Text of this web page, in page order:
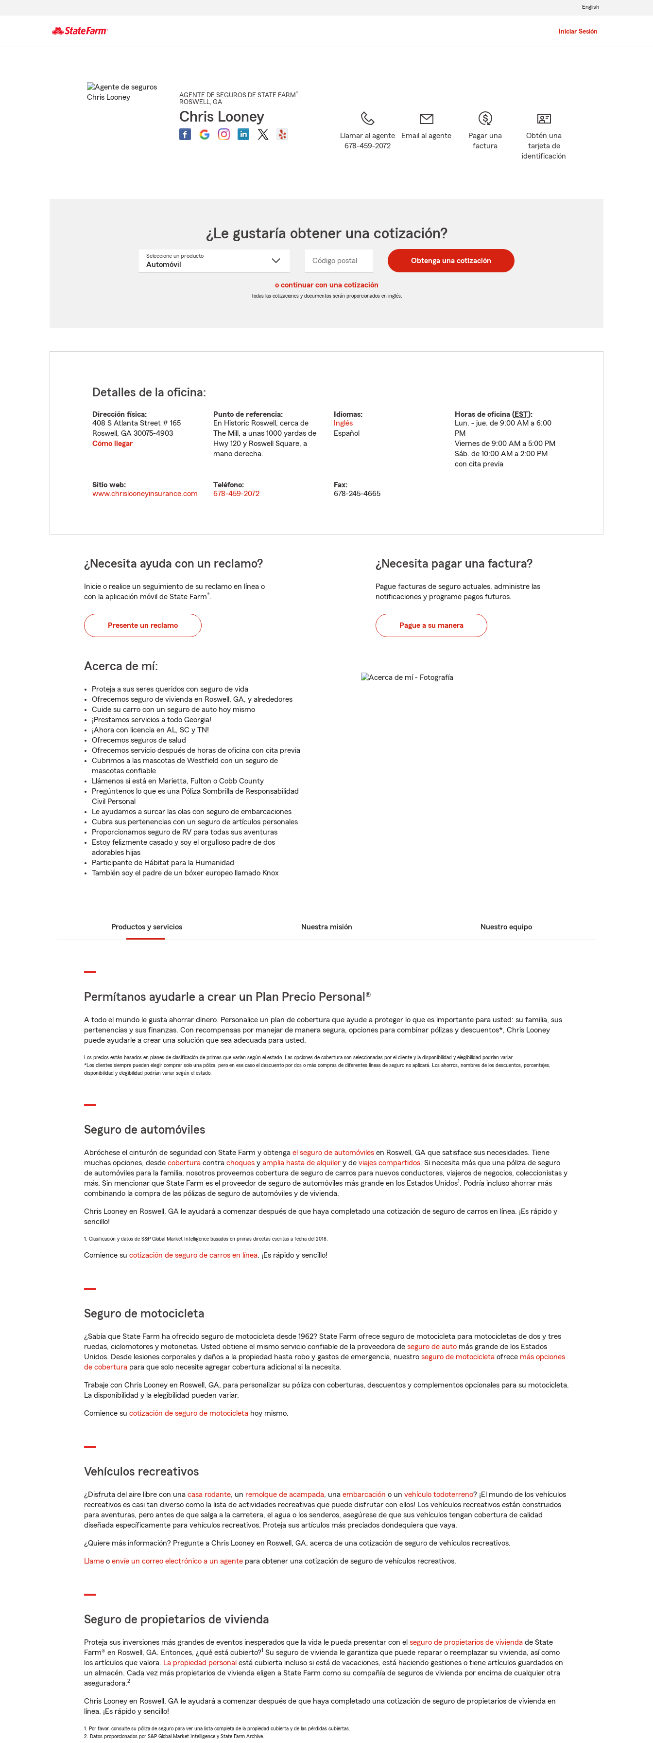
Iniciar Sesión
English
AGENTE DE SEGUROS DE STATE FARM®,
ROSWELL, GA
Chris Looney
Llamar al agente
678-459-2072
Email al agente
Pagar una
factura
Obtén una
tarjeta de
identificación
¿Le gustaría obtener una cotización?
Seleccione un productoSeleccione
Código postal
postal
de
postal
de
_____ Obtenga una cotización
o continuar con una cotización
Todas las cotizaciones y documentos serán proporcionados en inglés.
Detalles de la oficina:
Dirección física:
408 S Atlanta Street # 165
Roswell , GA 30075-4903
Cómo llegar
Punto de referencia:
En Historic Roswell, cerca de
The Mill, a unas 1000 yardas de
Hwy 120 y Roswell Square, a
mano derecha.
Idiomas:
Inglés
Español
Horas de oficina (EST):
Lun. - jue. de 9:00 AM a 6:00
PM
Viernes de 9:00 AM a 5:00 PM
Sáb. de 10:00 AM a 2:00 PM
con cita previa
Sitio web:
www.chrislooneyinsurance.com
Teléfono:
678-459-2072
Fax:
678-245-4665
¿Necesita ayuda con un reclamo?
Inicie o realice un seguimiento de su reclamo en línea o
con la aplicación móvil de State Farm®.
Presente un reclamo
¿Necesita pagar una factura?
Pague facturas de seguro actuales, administre las
notificaciones y programe pagos futuros.
Pague a su manera
Acerca de mí:
Proteja a sus seres queridos con seguro de vida
Ofrecemos seguro de vivienda en Roswell, GA, y alrededores
Cuide su carro con un seguro de auto hoy mismo
¡Prestamos servicios a todo Georgia!
¡Ahora con licencia en AL, SC y TN!
Ofrecemos seguros de salud
Ofrecemos servicio después de horas de oficina con cita previa
Cubrimos a las mascotas de Westfield con un seguro de
mascotas confiable
Llámenos si está en Marietta, Fulton o Cobb County
Pregúntenos lo que es una Póliza Sombrilla de Responsabilidad
Civil Personal
Le ayudamos a surcar las olas con seguro de embarcaciones
Cubra sus pertenencias con un seguro de artículos personales
Proporcionamos seguro de RV para todas sus aventuras
Estoy felizmente casado y soy el orgulloso padre de dos
adorables hijas
Participante de Hábitat para la Humanidad
También soy el padre de un bóxer europeo llamado Knox
Productos y servicios Nuestra misión Nuestro equipo
Permítanos ayudarle a crear un Plan Precio Personal®
A todo el mundo le gusta ahorrar dinero. Personalice un plan de cobertura que ayude a proteger lo que es importante para usted: su familia, sus
pertenencias y sus finanzas. Con recompensas por manejar de manera segura, opciones para combinar pólizas y descuentos*, Chris Looney
puede ayudarle a crear una solución que sea adecuada para usted.
Los precios están basados en planes de clasificación de primas que varían según el estado. Las opciones de cobertura son seleccionadas por el cliente y la disponibilidad y elegibilidad podrían variar.
*Los clientes siempre pueden elegir comprar solo una póliza, pero en ese caso el descuento por dos o más compras de diferentes líneas de seguro no aplicará. Los ahorros, nombres de los descuentos, porcentajes,
disponibilidad y elegibilidad podrían variar según el estado.
Seguro de automóviles
Abróchese el cinturón de seguridad con State Farm y obtenga el seguro de automóviles en Roswell, GA que satisface sus necesidades. Tiene
muchas opciones, desde cobertura contra choques y amplia hasta de alquiler y de viajes compartidos. Si necesita más que una póliza de seguro
de automóviles para la familia, nosotros proveemos cobertura de seguro de carros para nuevos conductores, viajeros de negocios, coleccionistas y
más. Sin mencionar que State Farm es el proveedor de seguro de automóviles más grande en los Estados Unidos1. Podría incluso ahorrar más
combinando la compra de las pólizas de seguro de automóviles y de vivienda.
Chris Looney en Roswell, GA le ayudará a comenzar después de que haya completado una cotización de seguro de carros en línea. ¡Es rápido y
sencillo!
1. Clasificación y datos de S&P Global Market Intelligence basados en primas directas escritas a fecha del 2018.
Comience su cotización de seguro de carros en línea. ¡Es rápido y sencillo!
Seguro de motocicleta
¿Sabía que State Farm ha ofrecido seguro de motocicleta desde 1962? State Farm ofrece seguro de motocicleta para motocicletas de dos y tres
ruedas, ciclomotores y motonetas. Usted obtiene el mismo servicio confiable de la proveedora de seguro de auto más grande de los Estados
Unidos. Desde lesiones corporales y daños a la propiedad hasta robo y gastos de emergencia, nuestro seguro de motocicleta ofrece más opciones
de cobertura para que solo necesite agregar cobertura adicional si la necesita.
Trabaje con Chris Looney en Roswell, GA, para personalizar su póliza con coberturas, descuentos y complementos opcionales para su motocicleta.
La disponibilidad y la elegibilidad pueden variar.
Comience su cotización de seguro de motocicleta hoy mismo.
Vehículos recreativos
¿Disfruta del aire libre con una casa rodante, un remolque de acampada, una embarcación o un vehículo todoterreno? ¡El mundo de los vehículos
recreativos es casi tan diverso como la lista de actividades recreativas que puede disfrutar con ellos! Los vehículos recreativos están construidos
para aventuras, pero antes de que salga a la carretera, el agua o los senderos, asegúrese de que sus vehículos tengan cobertura de calidad
diseñada específicamente para vehículos recreativos. Proteja sus artículos más preciados dondequiera que vaya.
¿Quiere más información? Pregunte a Chris Looney en Roswell, GA, acerca de una cotización de seguro de vehículos recreativos.
Llame o envíe un correo electrónico a un agente para obtener una cotización de seguro de vehículos recreativos.
Seguro de propietarios de vivienda
Proteja sus inversiones más grandes de eventos inesperados que la vida le pueda presentar con el seguro de propietarios de vivienda de State
Farm® en Roswell, GA. Entonces, ¿qué está cubierto?1 Su seguro de vivienda le garantiza que puede reparar o reemplazar su vivienda, así como
los artículos que valora. La propiedad personal está cubierta incluso si está de vacaciones, está haciendo gestiones o tiene artículos guardados en
un almacén. Cada vez más propietarios de vivienda eligen a State Farm como su compañía de seguros de vivienda por encima de cualquier otra
aseguradora.2
Chris Looney en Roswell, GA le ayudará a comenzar después de que haya completado una cotización de seguro de propietarios de vivienda en
línea. ¡Es rápido y sencillo!
1. Por favor, consulte su póliza de seguro para ver una lista completa de la propiedad cubierta y de las pérdidas cubiertas.
2. Datos proporcionados por S&P Global Market Intelligence y State Farm Archive.